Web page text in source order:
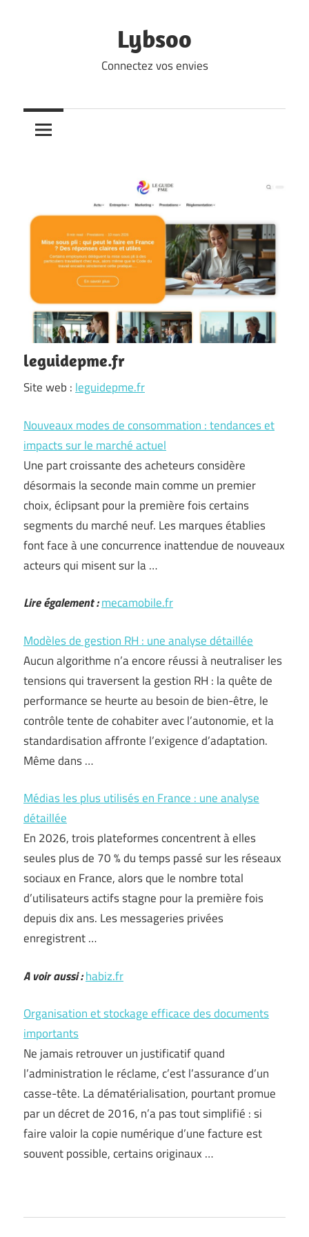
Lybsoo
Connectez vos envies
leguidepme.fr
Site web : leguidepme.fr
Nouveaux modes de consommation : tendances et
impacts sur le marché actuel
Une part croissante des acheteurs considère
désormais la seconde main comme un premier
choix, éclipsant pour la première fois certains
segments du marché neuf. Les marques établies
font face à une concurrence inattendue de nouveaux
acteurs qui misent sur la …
Lire également :mecamobile.fr
Modèles de gestion RH : une analyse détaillée
Aucun algorithme n’a encore réussi à neutraliser les
tensions qui traversent la gestion RH : la quête de
performance se heurte au besoin de bien-être, le
contrôle tente de cohabiter avec l’autonomie, et la
standardisation affronte l’exigence d’adaptation.
Même dans …
Médias les plus utilisés en France : une analyse
détaillée
En 2026, trois plateformes concentrent à elles
seules plus de 70 % du temps passé sur les réseaux
sociaux en France, alors que le nombre total
d’utilisateurs actifs stagne pour la première fois
depuis dix ans. Les messageries privées
enregistrent …
A voir aussi :habiz.fr
Organisation et stockage efficace des documents
importants
Ne jamais retrouver un justificatif quand
l’administration le réclame, c’est l’assurance d’un
casse-tête. La dématérialisation, pourtant promue
par un décret de 2016, n’a pas tout simplifié : si
faire valoir la copie numérique d’une facture est
souvent possible, certains originaux …